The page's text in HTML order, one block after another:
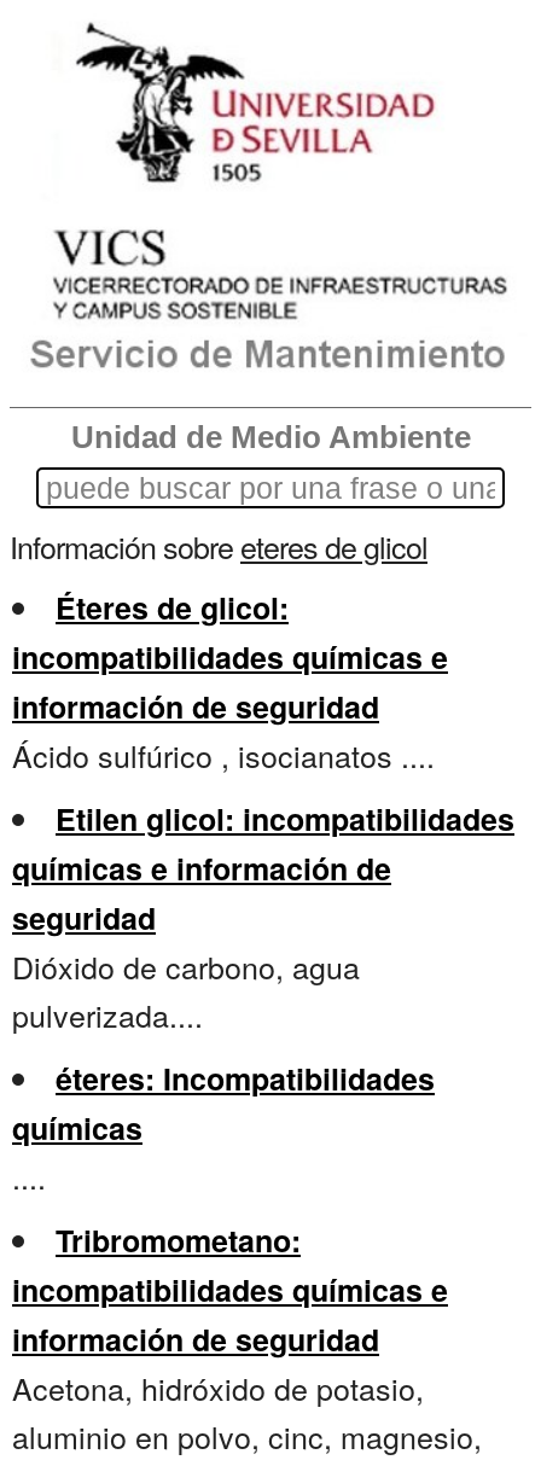
Unidad de Medio Ambiente
Información sobreeteres de glicol
Éteres de glicol:
incompatibilidades químicas e
información de seguridad
Ácido sulfúrico , isocianatos ....
Etilen glicol: incompatibilidades
químicas e información de
seguridad
Dióxido de carbono, agua
pulverizada....
éteres: Incompatibilidades
químicas
....
Tribromometano:
incompatibilidades químicas e
información de seguridad
Acetona, hidróxido de potasio,
aluminio en polvo, cinc, magnesio,